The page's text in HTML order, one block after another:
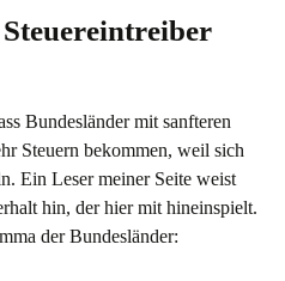
Bundesländer mit sanfteren
Steuern bekommen, weil sich
Ein Leser meiner Seite weist
hin, der hier mit hineinspielt.
der Bundesländer: